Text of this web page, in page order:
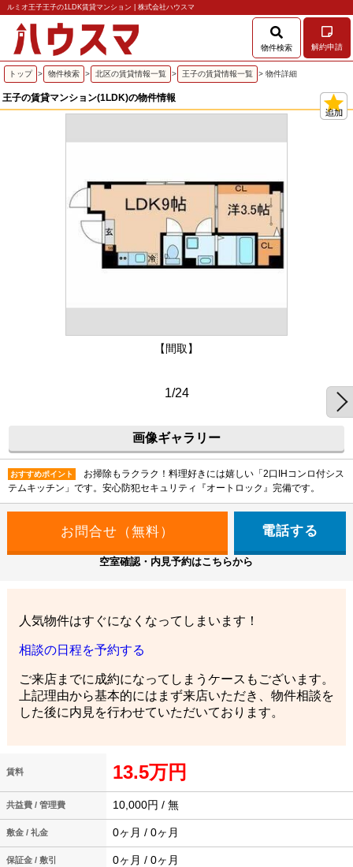
ルミオ王子王子の1LDK賃貸マンション | 株式会社ハウスマ
物件検索 解約申請
トップ > 物件検索 > 北区の賃貸情報一覧 > 王子の賃貸情報一覧 > 物件詳細
王子の賃貸マンション(1LDK)の物件情報
【間取】
1/24
画像ギャラリー
おすすめポイント
お掃除もラクラク！料理好きには嬉しい「2口IHコンロ付シス
テムキッチン」です。安心防犯セキュリティ『オートロック』完備です。
電話する
空室確認・内見予約はこちらから
人気物件はすぐになくなってしまいます！
相談の日程を予約する
ご来店までに成約になってしまうケースもございます。
上記理由から基本的にはまず来店いただき、物件相談を
した後に内見を行わせていただいております。
賃料 13.5万円
共益費 / 管理費 10,000円 / 無
敷金 / 礼金 0ヶ月 / 0ヶ月
保証金 / 敷引 0ヶ月 / 0ヶ月